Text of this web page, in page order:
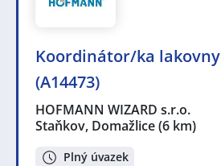
Koordinátor/ka lakovny
(A14473)
HOFMANN WIZARD s.r.o.
Staňkov, Domažlice(6 km)
Plný úvazek